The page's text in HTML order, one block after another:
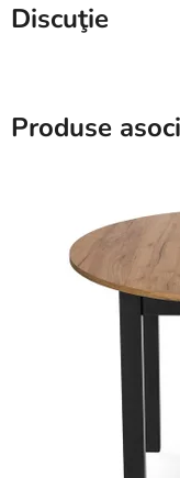
Discuţie
Produse